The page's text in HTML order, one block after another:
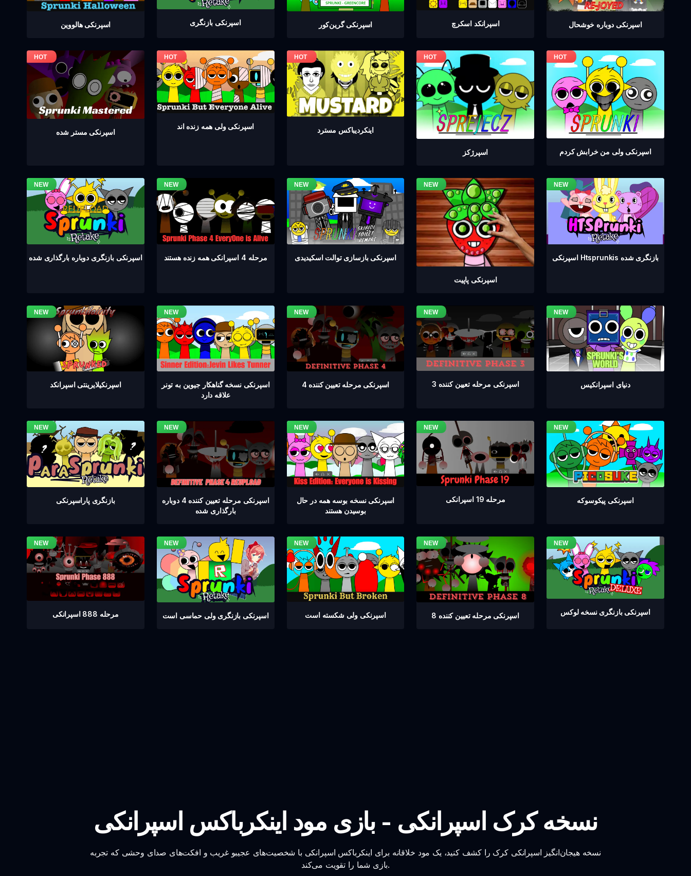
اسپرنکی هالووین اسپرنکی بازنگری اسپرنکی گرين‌كور اسپرانکد اسکرچ اسپرنکی دوباره خوشحال
اسپرنکی مستر شده
اسپرنکی ولی همه زنده اند اینکردیباكس مسترد
اسپرژکز اسپرنکی ولی من خرابش کردم
اسپرنکی بازنگری دوباره بارگذاری شده مرحله 4 اسپرانکی همه زنده هستند اسپرنکی بازسازی توالت اسکیدیدی
اسپرنکی پاپیت
اسپرنکی Htsprunkis بازنگری شده
اسپرنکیلایرینتی اسپرانکد
اسپرنکی نسخه گناهکار جیوین به تونر
علاقه دارد
اسپرنکی مرحله تعیین کننده 4 اسپرنکی مرحله تعیین کننده 3 دنیای اسپرانکیس
بازنگری پاراسپرنکی
اسپرنکی مرحله تعیین کننده 4 دوباره
بارگذاری شده
اسپرنکی نسخه بوسه همه در حال
بوسیدن هستند
مرحله 19 اسپرانکی اسپرنکی پیکوسوکه
مرحله 888 اسپرانکی اسپرنکی بازنگری ولی حماسی است اسپرنکی ولی شکسته است اسپرنکی مرحله تعیین کننده 8 اسپرنکی بازنگری نسخه لوکس
نسخه کرک اسپرانکی - بازی مود اینکرباکس اسپرانکی
نسخه هیجان‌انگیز اسپرانکی کرک را کشف کنید، یک مود خلاقانه برای اینکرباکس اسپرانکی با شخصیت‌های عجیبو غریب و افکت‌های صدای وحشی که تجربه
بازی شما را تقویت می‌کند.